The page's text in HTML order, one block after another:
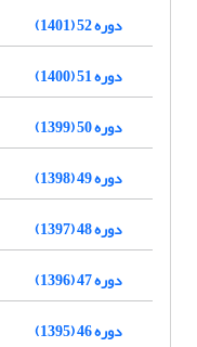
دوره 52 (1401)
دوره 51 (1400)
دوره 50 (1399)
دوره 49 (1398)
دوره 48 (1397)
دوره 47 (1396)
دوره 46 (1395)